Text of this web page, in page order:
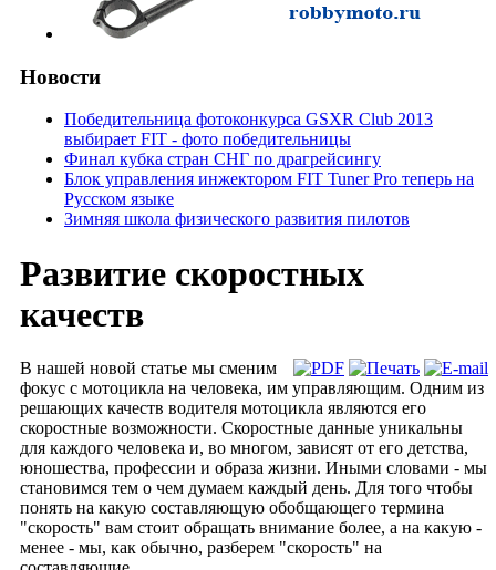
Новости
Победительница фотоконкурса GSXR Club 2013
выбирает FIT - фото победительницы
Финал кубка стран СНГ по драгрейсингу
Блок управления инжектором FIT Tuner Pro теперь на
Русском языке
Зимняя школа физического развития пилотов
Развитие скоростных
качеств
В нашей новой статье мы сменим
фокус с мотоцикла на человека, им управляющим. Одним из
решающих качеств водителя мотоцикла являются его
скоростные возможности. Скоростные данные уникальны
для каждого человека и, во многом, зависят от его детства,
юношества, профессии и образа жизни. Иными словами - мы
становимся тем о чем думаем каждый день. Для того чтобы
понять на какую составляющую обобщающего термина
"скорость" вам стоит обращать внимание более, а на какую -
менее - мы, как обычно, разберем "скорость" на